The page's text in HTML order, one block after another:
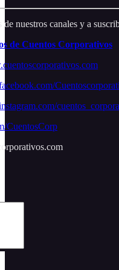
de nuestros canales y a
de Cuentos Corporativos
CuentosCorp